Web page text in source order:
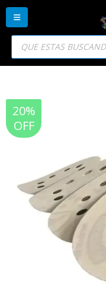
Búsqueda
productos
20%
OFF